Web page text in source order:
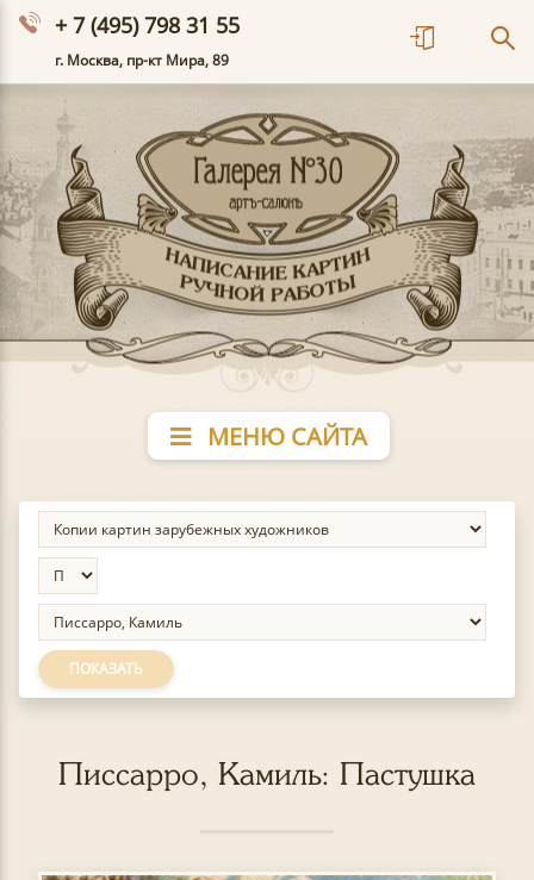
+ 7 (495) 798 31 55
г. Москва, пр-кт Мира, 89
МЕНЮ САЙТА
ПОКАЗАТЬ
Писсарро, Камиль: Пастушка